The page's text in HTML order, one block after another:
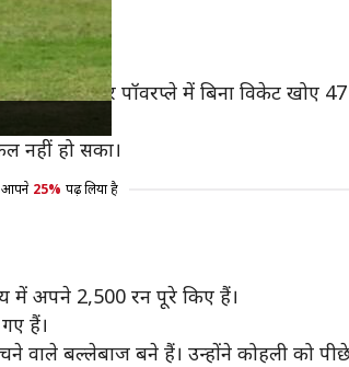
दिलाई और पॉवरप्ले में बिना विकेट खोए
नहीं हो सका।
आपने 25% पढ़ लिया है
में अपने 2,500 रन पूरे किए हैं।
हैं।
बल्लेबाज बने हैं। उन्होंने कोहली को पीछे